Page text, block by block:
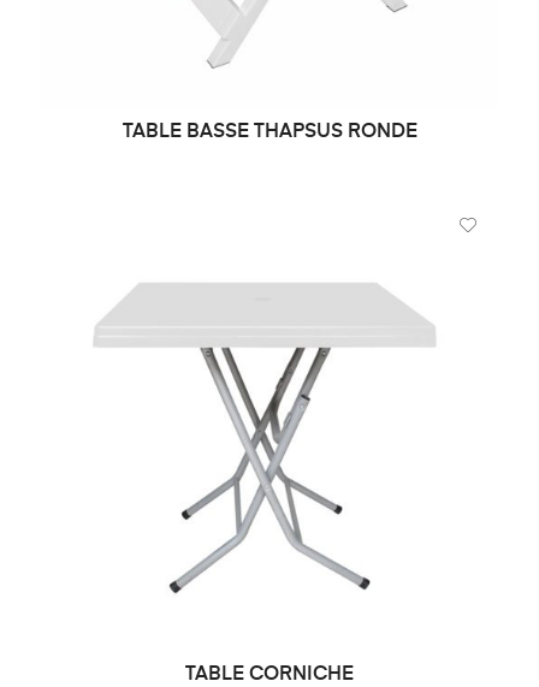
TABLE BASSE THAPSUS RONDE
TABLE CORNICHE